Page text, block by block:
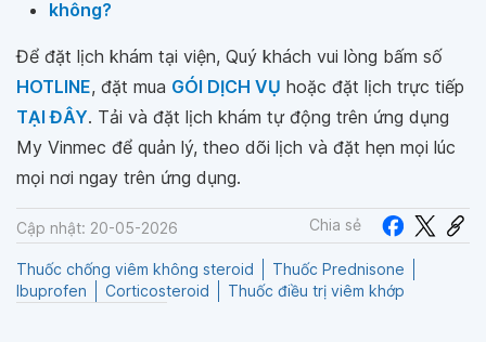
không?
Để đặt lịch khám tại viện, Quý khách vui lòng bấm số
HOTLINE, đặt mua GÓI DỊCH VỤ hoặc đặt lịch trực tiếp
TẠI ĐÂY. Tải và đặt lịch khám tự động trên ứng dụng
My Vinmec để quản lý, theo dõi lịch và đặt hẹn mọi lúc
mọi nơi ngay trên ứng dụng.
Cập nhật: 20-05-2026 Chia sẻ
Thuốc chống viêm không steroid
Thuốc Prednisone
Ibuprofen
Corticosteroid Thuốc điều trị viêm khớp